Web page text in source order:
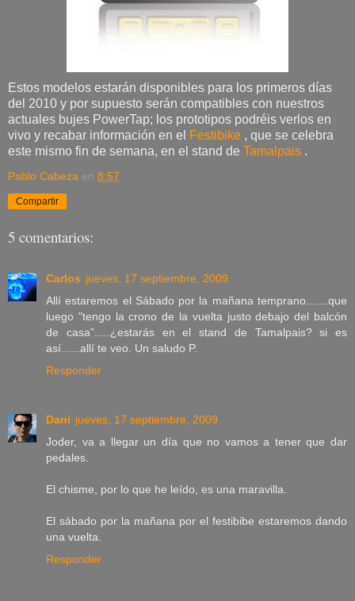
Estos modelos estarán disponibles para los primeros días
del 2010 y por supuesto serán compatibles con nuestros
actuales bujes PowerTap; los prototipos podréis verlos en
vivo y recabar información en el
Festibike , que se celebra
este mismo fin de semana, en el stand de Tamalpais .
Pablo Cabeza en 8:57
Compartir
5 comentarios:
Carlos jueves, 17 septiembre, 2009
Allí estaremos el Sábado por la mañana temprano.......que
luego "tengo la crono de la vuelta justo debajo del balcón
de casa".....¿estarás en el stand de Tamalpais? si es
así......allí te veo. Un saludo P.
Responder
Dani jueves, 17 septiembre, 2009
Joder, va a llegar un día que no vamos a tener que dar
pedales.
El chisme, por lo que he leído, es una maravilla.
El sábado por la mañana por el festibibe estaremos dando
una vuelta.
Responder